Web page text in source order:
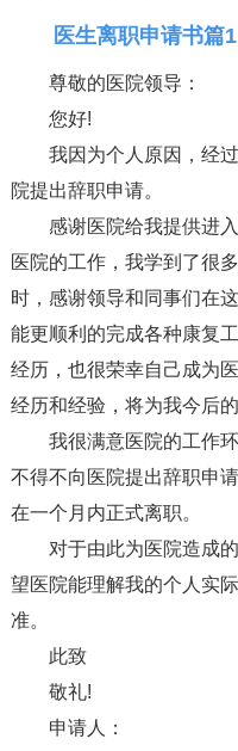
医生离职申请书篇1
尊敬的医院领导：
您好!
我因为个人原因，经
院提出辞职申请。
感谢医院给我提供进
医院的工作，我学到了很
时，感谢领导和同事们在
能更顺利的完成各种康复
经历，也很荣幸自己成为
经历和经验，将为我今后
我很满意医院的工作
不得不向医院提出辞职申
在一个月内正式离职。
对于由此为医院造成
望医院能理解我的个人实
准。
此致
敬礼!
申请人：